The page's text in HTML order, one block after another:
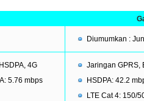
Diumumkan :
4G
5.76 mbps
Jaringan GPRS,
HSDPA: 42.2
LTE Cat 4: 150/